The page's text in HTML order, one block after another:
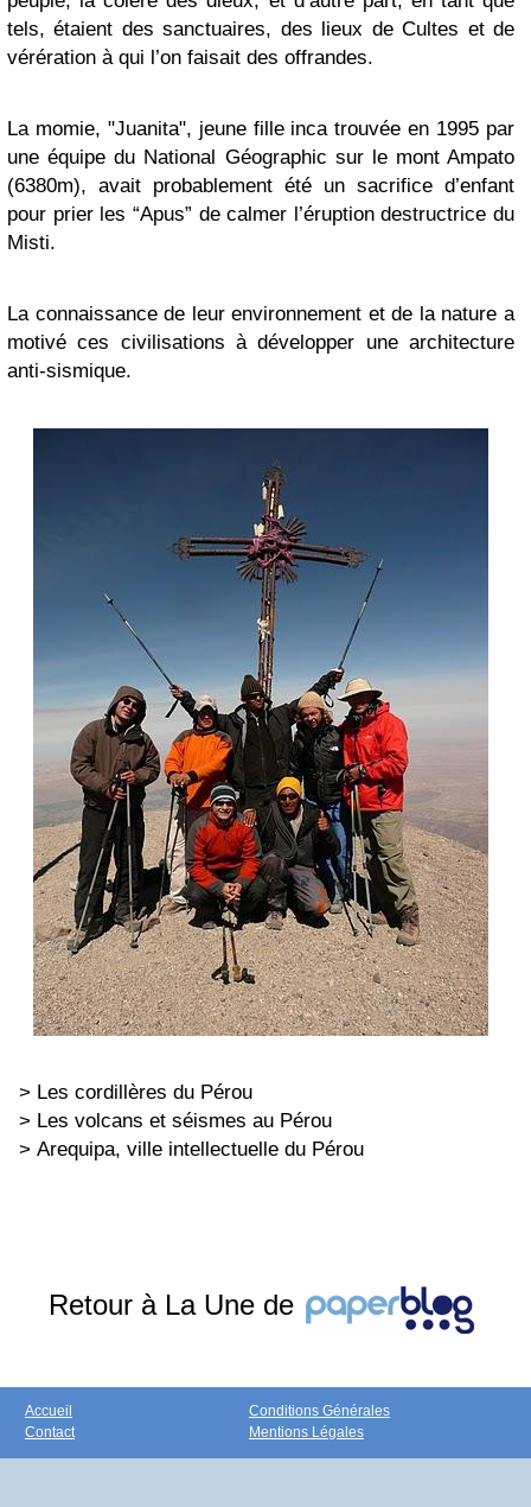
tels, étaient des sanctuaires, des lieux de Cultes et de
vérération à qui l’on faisait des offrandes.
La momie, "Juanita", jeune fille inca trouvée en 1995 par
une équipe du National Géographic sur le mont Ampato
(6380m), avait probablement été un sacrifice d’enfant
pour prier les “Apus” de calmer l’éruption destructrice du
Misti.
La connaissance de leur environnement et de la nature a
motivé ces civilisations à développer une architecture
anti-sismique.
> Les cordillères du Pérou
> Les volcans et séismes au Pérou
> Arequipa, ville intellectuelle du Pérou
Retour à La Une de
Accueil
Contact
Conditions Générales
Mentions Légales